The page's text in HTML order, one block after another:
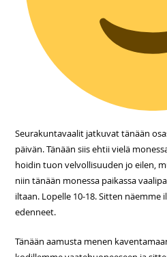
Seurakuntavaalit jatkuvat tänään
päivän. Tänään siis ehtii vielä
hoidin tuon velvollisuuden jo eilen,
niin tänään monessa paikassa
iltaan. Lopelle 10-18. Sitten
edenneet.
Tänään aamusta menen